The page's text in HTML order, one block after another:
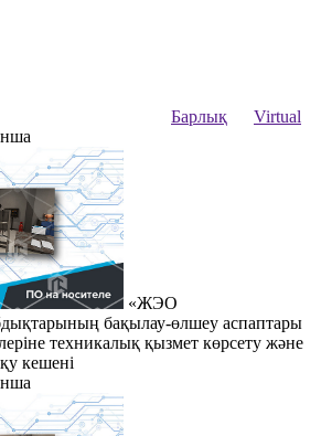
Барлық
Virtual
«ЖЭО
бақылау-өлшеу аспаптары
техникалық қызмет көрсету және
кешені